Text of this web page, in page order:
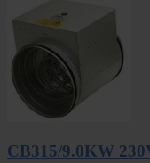
CB315/9.0KW